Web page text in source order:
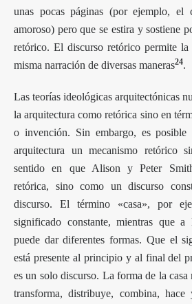
unas pocas páginas (por ejemplo, el
amoroso) pero que se estira y sostiene
retórico. El discurso retórico permite la
misma narración de diversas maneras24.
Las teorías ideológicas arquitectónicas
la arquitectura como retórica sino en
o invención. Sin embargo, es posible
arquitectura un mecanismo retórico
sentido en que Alison y Peter
retórica, sino como un discurso
discurso. El término «casa», por
significado constante, mientras que a
puede dar diferentes formas. Que el
está presente al principio y al final del
es un solo discurso. La forma de la casa
transforma, distribuye, combina, hace